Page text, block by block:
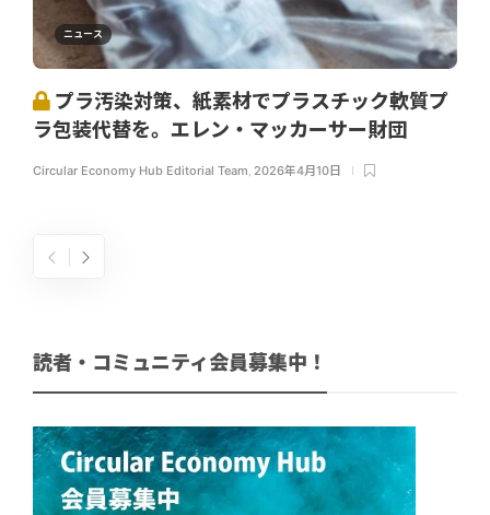
ニュース
プラ汚染対策、紙素材でプラスチック軟質プ
ラ包装代替を。エレン・マッカーサー財団
Circular Economy Hub Editorial Team 2026年4月10日
読者・コミュニティ会員募集中！